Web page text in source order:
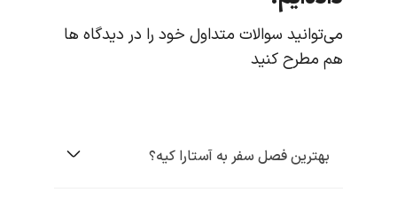
می‌توانید سوالات متداول خود را در دیدگاه ها
هم مطرح کنید
بهترین فصل سفر به آستارا کیه؟